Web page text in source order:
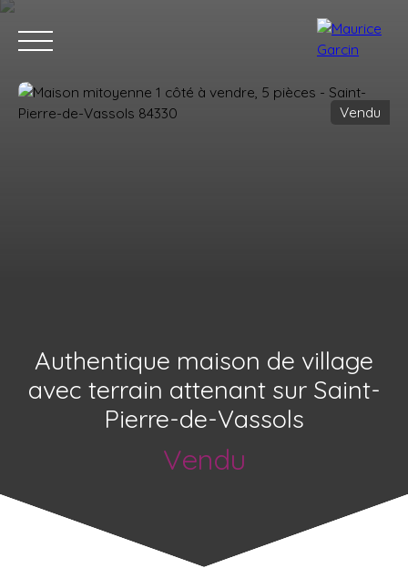
Vendu
Authentique maison de village
avec terrain attenant sur Saint-
Pierre-de-Vassols
Vendu